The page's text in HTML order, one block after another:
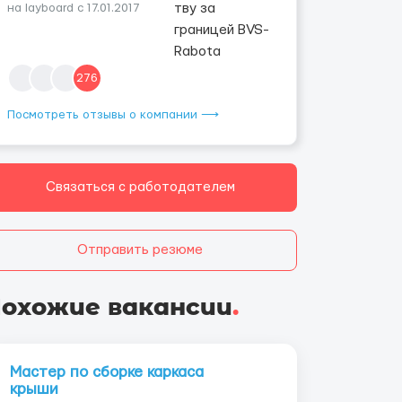
на layboard с 17.01.2017
276
Посмотреть отзывы о компании ⟶
Связаться с работодателем
Отправить резюме
вакансии.
Мастер по сборке каркаса
крыши